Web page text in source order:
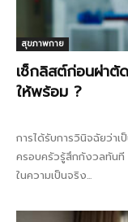
สุขภาพกาย
เช็กลิสต์ก่อนผ่าตั
ให้พร้อม ?
การได้รับการวินิจฉัย
ครอบครัวรู้สึกกังวลทันที
ในความเป็นจริง...